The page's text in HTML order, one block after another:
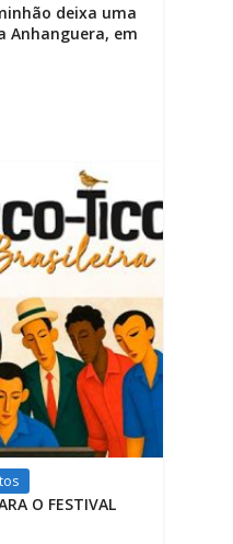
deixa uma
Anhanguera, em
O FESTIVAL